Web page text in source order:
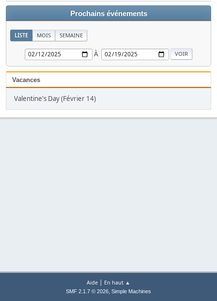
Prochains événements
LISTE MOIS SEMAINE
À
Vacances
Valentine's Day (Février 14)
Aide | En haut ▲
SMF 2.1.7 © 2026, Simple Machines